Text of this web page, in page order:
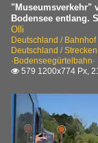
1 218
Nahverkehr
~ Andere
2022
"Museumsverkehr"
Bodensee entlang.
Olli
Deutschland /
Deutschland /
·Bodenseegürtelbahn·
 579 1200x774 Px,